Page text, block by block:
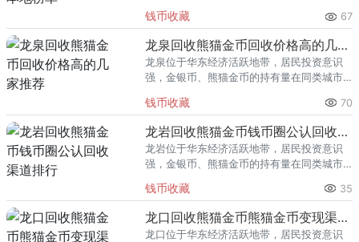
熊猫金币的需求就明显升温，但鱼龙混杂的
回收渠道里，能精准识别版别溢
钱币收藏 67
龙泉回收熊猫金币回收价格高的几家推荐
龙泉位于华东经济活跃地带，居民投资意识
强，金银币、熊猫金币的持有量在同类城市
熊猫金币的需求就明显升温，但鱼龙混杂的
回收渠道里，能精准识别版别溢
钱币收藏 70
龙岩回收熊猫金币钱币圈公认回收渠道排行
龙岩位于华东经济活跃地带，居民投资意识
强，金银币、熊猫金币的持有量在同类城市
熊猫金币的需求就明显升温，但鱼龙混杂的
回收渠道里，能精准识别版别溢
钱币收藏 35
龙口回收熊猫金币熊猫金币变现渠道指南
龙口位于华东经济活跃地带，居民投资意识